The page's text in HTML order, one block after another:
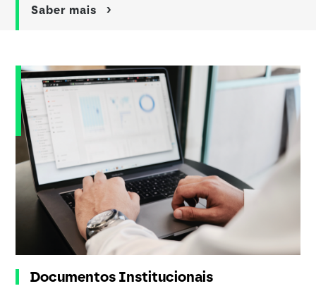
Saber mais
Documentos Institucionais